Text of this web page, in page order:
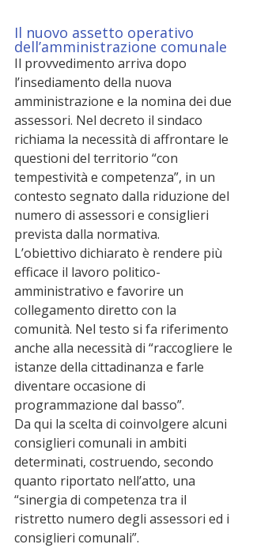
Il nuovo assetto operativo
dell’amministrazione comunale
Il provvedimento arriva dopo
l’insediamento della nuova
amministrazione e la nomina dei due
assessori. Nel decreto il sindaco
richiama la necessità di affrontare le
questioni del territorio “con
tempestività e competenza”, in un
contesto segnato dalla riduzione del
numero di assessori e consiglieri
prevista dalla normativa.
L’obiettivo dichiarato è rendere più
efficace il lavoro politico-
amministrativo e favorire un
collegamento diretto con la
comunità. Nel testo si fa riferimento
anche alla necessità di “raccogliere le
istanze della cittadinanza e farle
diventare occasione di
programmazione dal basso”.
Da qui la scelta di coinvolgere alcuni
consiglieri comunali in ambiti
determinati, costruendo, secondo
quanto riportato nell’atto, una
“sinergia di competenza tra il
ristretto numero degli assessori ed i
consiglieri comunali”.